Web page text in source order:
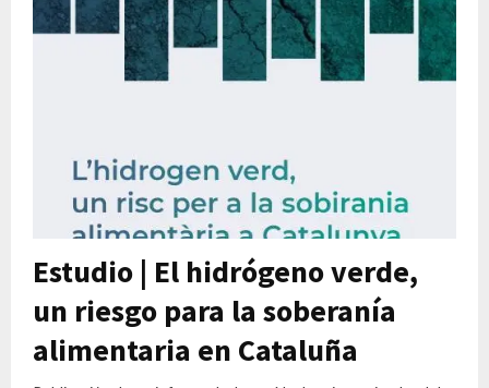
Estudio | El hidrógeno verde,
un riesgo para la soberanía
alimentaria en Cataluña